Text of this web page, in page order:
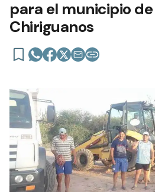
para el municipio de
Chiriguanos